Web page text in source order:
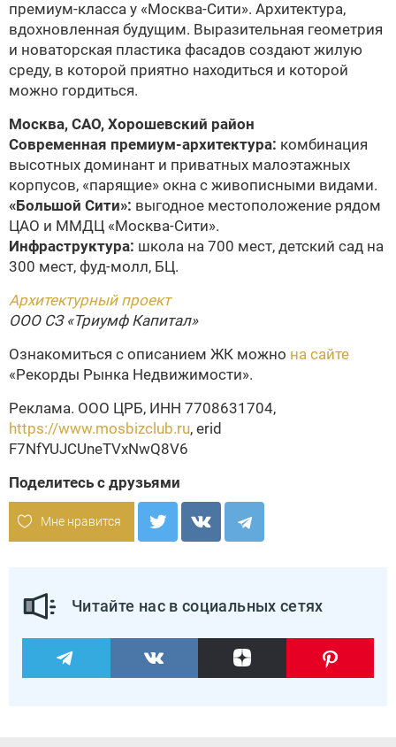
премиум-класса у «Москва-Сити». Архитектура,
вдохновленная будущим. Выразительная геометрия
и новаторская пластика фасадов создают жилую
среду, в которой приятно находиться и которой
можно гордиться.
Москва, САО, Хорошевский район
Современная премиум-архитектура: комбинация
высотных доминант и приватных малоэтажных
корпусов, «парящие» окна с живописными видами.
«Большой Сити»: выгодное местоположение рядом
ЦАО и ММДЦ «Москва-Сити».
Инфраструктура: школа на 700 мест, детский сад на
300 мест, фуд-молл, БЦ.
Архитектурный проект
ООО СЗ «Триумф Капитал»
Ознакомиться с описанием ЖК можно на сайте
«Рекорды Рынка Недвижимости».
Реклама. ООО ЦРБ, ИНН 7708631704,
https://www.mosbizclub.ru, erid
F7NfYUJCUneTVxNwQ8V6
Поделитесь с друзьями
Мне нравится
Читайте нас в социальных сетях